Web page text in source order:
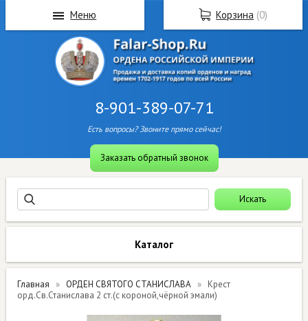
8-901-389-07-71
Есть вопросы? Звоните прямо сейчас!
Заказать обратный звонок
Каталог
Главная ОРДЕН СВЯТОГО СТАНИСЛАВА
Крест
орд.Св.Станислава 2 ст.(с короной,чёрной эмали)
Корзина (0)
Меню